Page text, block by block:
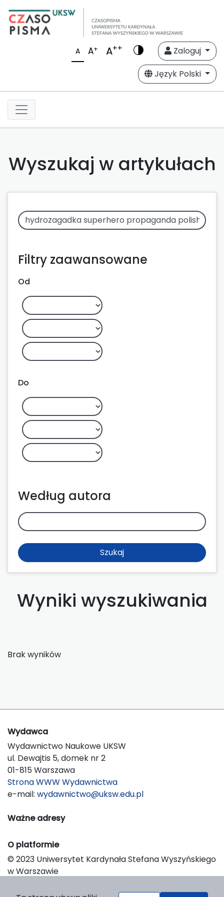
A A+ A++
Zaloguj
Język Polski
Wyszukaj w artykułach
Filtry zaawansowane
Od
Do
Według autora
Szukaj
Wyniki wyszukiwania
Brak wyników
Wydawca
Wydawnictwo Naukowe UKSW
ul. Dewajtis 5, domek nr 2
01-815 Warszawa
Strona WWW Wydawnictwa
e-mail: wydawnictwo@uksw.edu.pl
Ważne adresy
O platformie
© 2023 Uniwersytet Kardynała Stefana Wyszyńskiego
w Warszawie